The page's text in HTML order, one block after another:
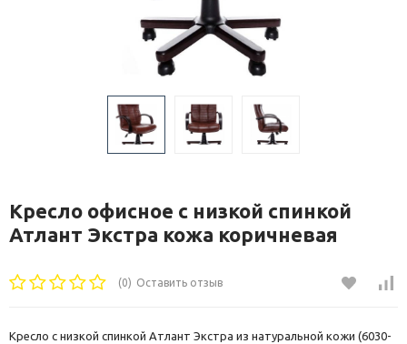
Кресло офисное с низкой спинкой
Атлант Экстра кожа коричневая
(0) Оставить отзыв
Кресло с низкой спинкой Атлант Экстра из натуральной кожи (6030-